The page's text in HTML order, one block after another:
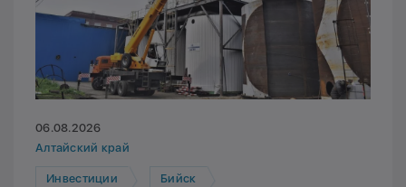
06.08.2026
Алтайский край
Инвестиции Бийск